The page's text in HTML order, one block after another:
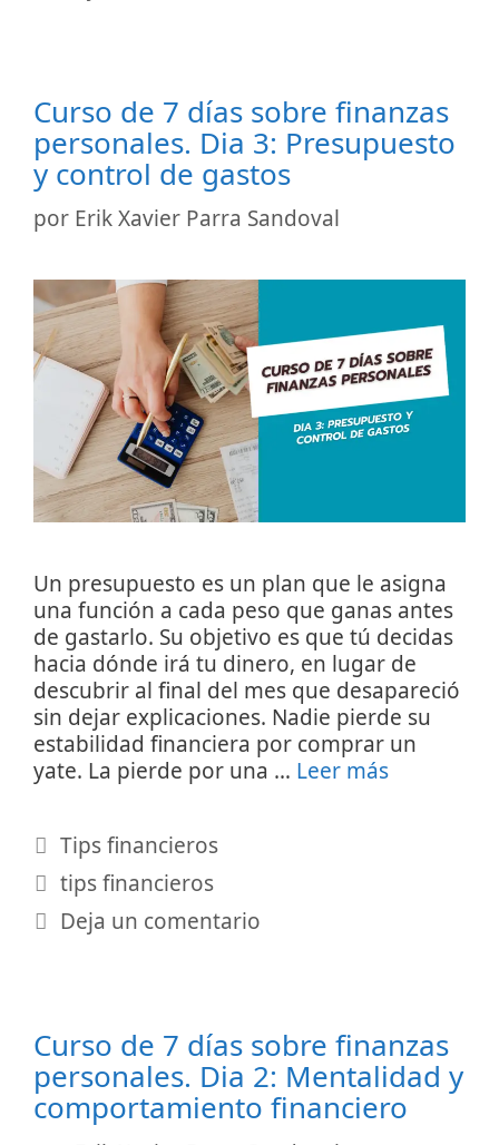
Curso de 7 días sobre finanzas
personales. Dia 3: Presupuesto
y control de gastos
por Erik Xavier Parra Sandoval
Un presupuesto es un plan que le asigna
una función a cada peso que ganas antes
de gastarlo. Su objetivo es que tú decidas
hacia dónde irá tu dinero, en lugar de
descubrir al final del mes que desapareció
sin dejar explicaciones. Nadie pierde su
estabilidad financiera por comprar un
yate. La pierde por una … Leer más
Categorías
Tips financieros
Etiquetas
tips financieros
Deja un comentario
Curso de 7 días sobre finanzas
personales. Dia 2: Mentalidad y
comportamiento financiero